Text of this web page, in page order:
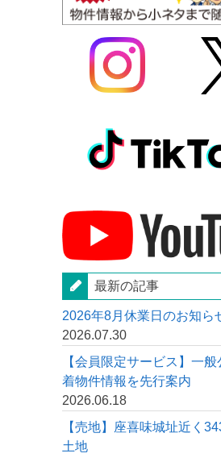
最新の記事
2026年8月休業日のお知ら
2026.07.30
【会員限定サービス】一
着物件情報を先行案内
2026.06.18
【売地】座喜味城址近く
土地